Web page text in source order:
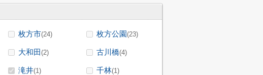
枚方市(24) 枚方公園(23)
大和田(2) 古川橋(4)
滝井(1) 千林(1)